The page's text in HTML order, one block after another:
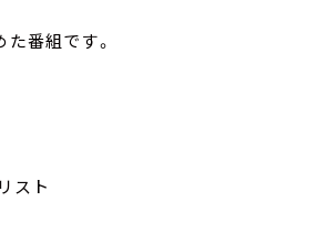
番組です。
スト